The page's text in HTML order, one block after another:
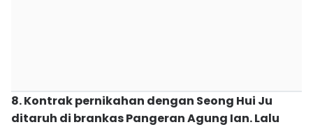
8. Kontrak pernikahan dengan Seong Hui Ju
ditaruh di brankas Pangeran Agung Ian. Lalu